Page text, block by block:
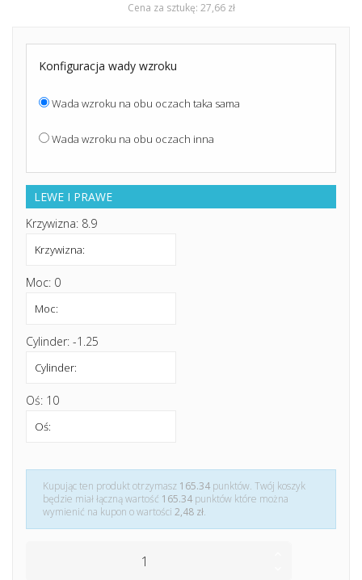
Cena za sztukę: 27,66 zł
Konfiguracja wady wzroku
Wada wzroku na obu oczach taka sama
Wada wzroku na obu oczach inna
LEWE I PRAWE
Krzywizna: 8.9
Moc: 0
Cylinder: -1.25
Oś: 10
Kupując ten produkt otrzymasz 165.34 punktów. Twój koszyk
będzie miał łączną wartość 165.34 punktów które można
wymienić na kupon o wartości 2,48 zł.